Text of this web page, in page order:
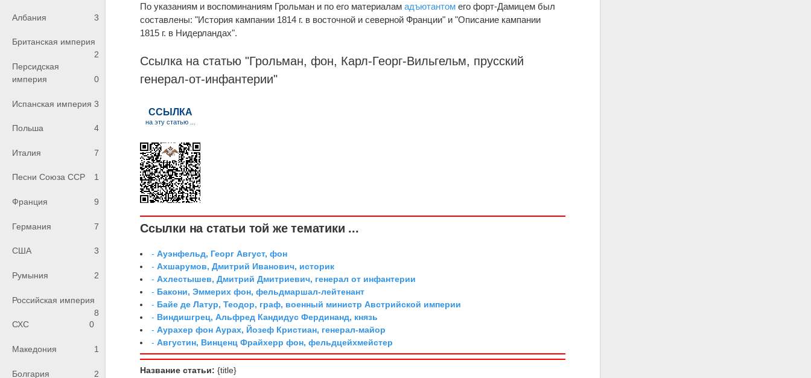
Албания 3
Британская империя
2
Персидская
империя
0
Испанская империя 3
Польша 4
Италия 7
Песни Союза ССР 1
Франция 9
Германия 7
США 3
Румыния 2
Российская империя
8
СХС
0
Македония 1
Болгария 2
По указаниям и воспоминаниям Грольман и по его материаламадъютантом его форт-Дамицем был
составлены: "История кампании 1814 г. в восточной и северной Франции" и "Описание кампании
1815 г. в Нидерландах".
Ссылка на статью "Грольман, фон, Карл-Георг-Вильгельм, прусский
генерал-от-инфантерии"
Ссылки на статьи той же тематики ...
-Ауэнфельд, Георг Август, фон
-Ахшарумов, Дмитрий Иванович, историк
-Ахлестышев, Дмитрий Дмитриевич, генерал от инфантерии
- Бакони, Эммерих фон, фельдмаршал-лейтенант
- Байе де Латур, Теодор, граф, военный министр Австрийской империи
- Виндишгрец, Альфред Кандидус Фердинанд, князь
-Аурахер фон Аурах, Йозеф Кристиан, генерал-майор
-Августин, Винценц Фрайхерр фон, фельдцейхмейстер
Название статьи: {title}